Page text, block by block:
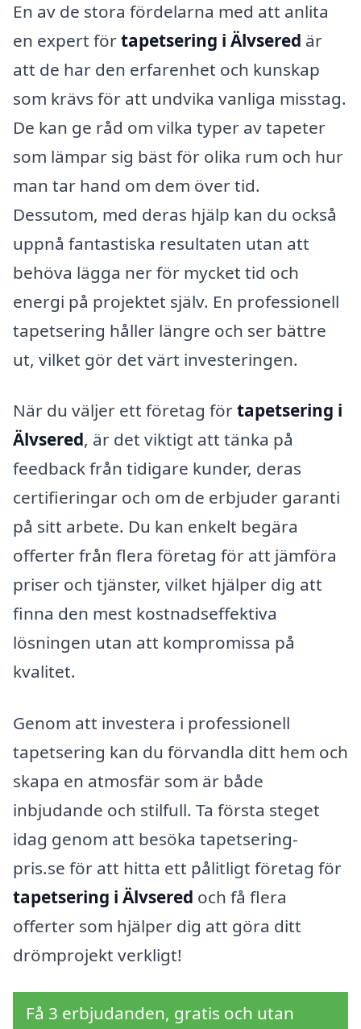
En av de stora fördelarna med att anlita
en expert förtapetsering i Älvsered är
att de har den erfarenhet och kunskap
som krävs för att undvika vanliga misstag.
De kan ge råd om vilka typer av tapeter
som lämpar sig bäst för olika rum och hur
man tar hand om dem över tid.
Dessutom, med deras hjälp kan du också
uppnå fantastiska resultaten utan att
behöva lägga ner för mycket tid och
energi på projektet själv. En professionell
tapetsering håller längre och ser bättre
ut, vilket gör det värt investeringen.
När du väljer ett företag förtapetsering i
Älvsered, är det viktigt att tänka på
feedback från tidigare kunder, deras
certifieringar och om de erbjuder garanti
på sitt arbete. Du kan enkelt begära
offerter från flera företag för att jämföra
priser och tjänster, vilket hjälper dig att
finna den mest kostnadseffektiva
lösningen utan att kompromissa på
kvalitet.
Genom att investera i professionell
tapetsering kan du förvandla ditt hem och
skapa en atmosfär som är både
inbjudande och stilfull. Ta första steget
idag genom att besöka tapetsering-
pris.se för att hitta ett pålitligt företag för
tapetsering i Älvsered och få flera
offerter som hjälper dig att göra ditt
drömprojekt verkligt!
Få 3 erbjudanden, gratis och utan